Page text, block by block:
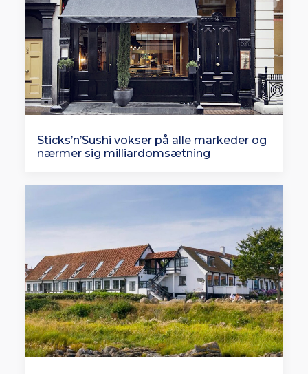
Sticks’n’Sushi vokser på alle markeder og
nærmer sig milliardomsætning